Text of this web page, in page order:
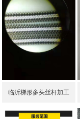
临沂梯形多头丝杆加工